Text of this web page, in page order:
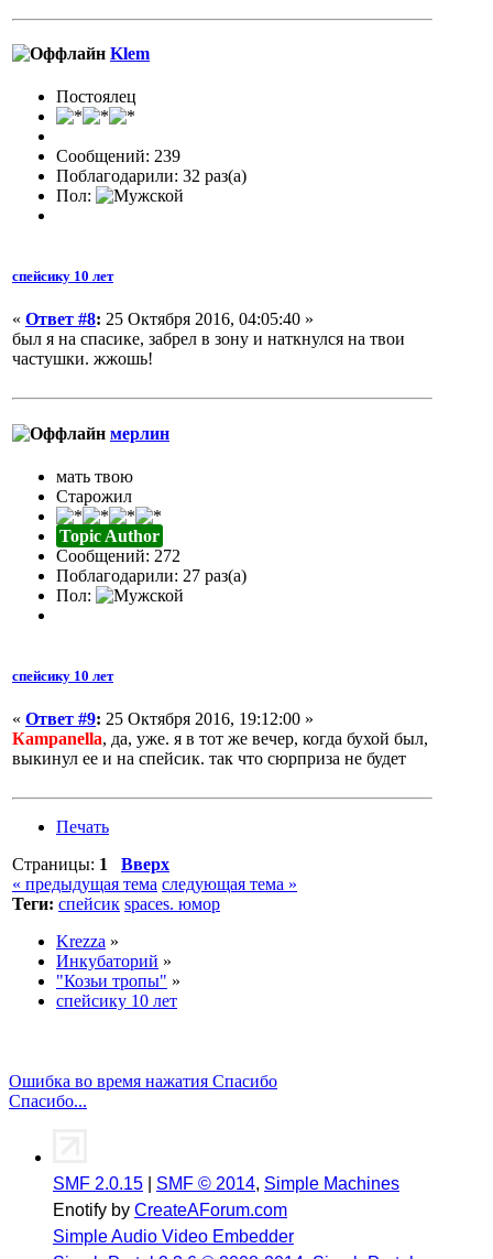
Klem
Постоялец
Сообщений: 239
Поблагодарили: 32 раз(а)
Пол:
спейсику 10 лет
« Ответ #8: 25 Октября 2016, 04:05:40 »
был я на спасике, забрел в зону и наткнулся на твои
частушки. жжошь!
мерлин
мать твою
Старожил
Topic Author
Сообщений: 272
Поблагодарили: 27 раз(а)
Пол:
спейсику 10 лет
« Ответ #9: 25 Октября 2016, 19:12:00 »
Кampanella, да, уже. я в тот же вечер, когда бухой был,
выкинул ее и на спейсик. так что сюрприза не будет
Печать
Страницы: 1
Вверх
« предыдущая тема следующая тема »
Теги: спейсик spaces. юмор
Krezza »
Инкубаторий »
"Козьи тропы" »
спейсику 10 лет
Ошибка во время нажатия Спасибо
Спасибо...
SMF 2.0.15 SMF © 2014, Simple Machines
Enotify by CreateAForum.com
Simple Audio Video Embedder